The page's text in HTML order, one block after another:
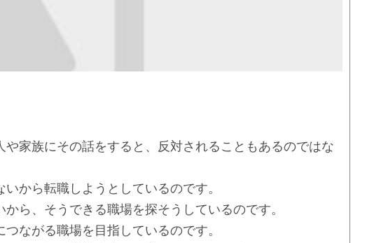
家族にその話をすると、反対されることもあるのではな
から転職しようとしているのです。
ら、そうできる職場を探そうしているのです。
ながる職場を目指しているのです。